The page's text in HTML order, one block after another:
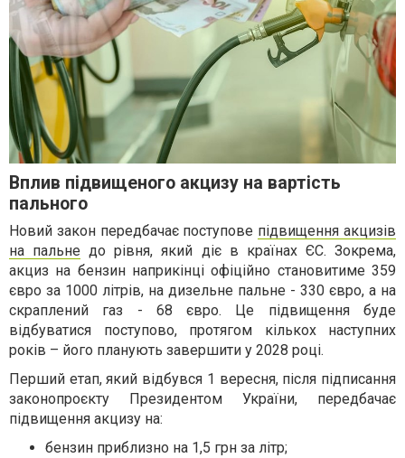
Вплив підвищеного акцизу на вартість
пального
Новий закон передбачає поступове підвищення акцизів
на пальне до рівня, який діє в країнах ЄС. Зокрема,
акциз на бензин наприкінці офіційно становитиме 359
євро за 1000 літрів, на дизельне пальне - 330 євро, а на
скраплений газ - 68 євро. Це підвищення буде
відбуватися поступово, протягом кількох наступних
років – його планують завершити у 2028 році.
Перший етап, який відбувся 1 вересня, після підписання
законопроєкту Президентом України, передбачає
підвищення акцизу на:
бензин приблизно на 1,5 грн за літр;